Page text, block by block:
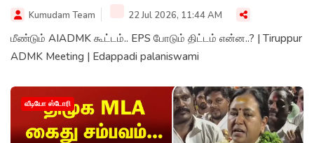
Kumudam Team 22 Jul 2026, 11:44 AM
மீண்டும் AIADMK கூட்டம்.. EPS போடும் திட்டம் என்ன..? | Tiruppur
ADMK Meeting | Edappadi palaniswami
வீடியோ ஸ்டோரி